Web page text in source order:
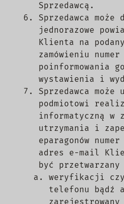
Sprzedawcą.
Sprzedawca może
jednorazowe
Klienta na
zamówieniu
poinformowania
wystawienia i
Sprzedawca może
podmiotowi
informatyczną w
utrzymania i
eparagonów
adres e-mail
być
weryfikacji czy
telefonu bądź
zarejestrowany